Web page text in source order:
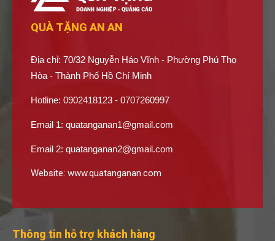
QUÀ TẶNG AN AN
Địa chỉ: 70/32 Nguyễn Háo Vĩnh - Phường Phú Thọ
Hòa - Thành Phố Hồ Chí Minh
Hotline: 0902418123 - 0707260997
Email 1: quatanganan1@gmail.com
Email 2: quatanganan2@gmail.com
Website: www.quatanganan.com
Thông tin hỗ trợ khách hàng